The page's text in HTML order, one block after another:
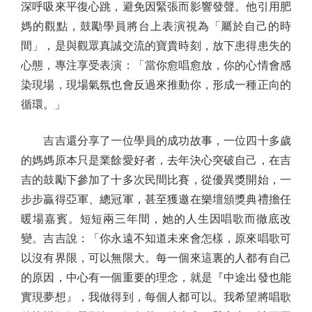
深呼吸來平復心跳，避免因緊張而影響發聲。他引用肥
媽的觀點，鼓勵學員將台上表演視為「屬於自己的時
間」，是與觀眾真誠交流的寶貴時刻，放下患得患失的
心態，專注享受表演：「當你愈唱愈放，你的心情會感
染現場，現場氣氛也會反過來推動你，形成一種正向的
循環。」
吉吉還分享了一位學員的成功故事，一位四十多歲
的媽媽原本只是業餘愛好者，去年決心突破自己，在吉
吉的鼓勵下參加了十多次民間比賽，從優異獎開始，一
步步贏得亞軍、總冠軍，甚至獲邀在樂壇頒獎典禮擔任
暖場嘉賓。短短兩三年間，她的人生因唱歌而徹底改
變。吉吉說：「你永遠不知道未來會怎樣，原來唱歌可
以沒有界限，可以無限大。每一個來這裏的人都有自己
的原因，中心有一個重要的理念，就是『中途出發也能
實現夢想』，我做得到，每個人都可以。我希望將唱歌